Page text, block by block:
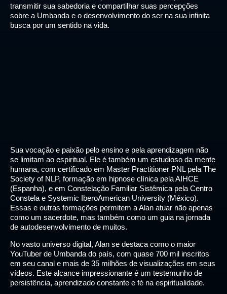
Sua vocação e paixão pelo ensino e pela aprendizagem não
se limitam ao espiritual. Ele é também um estudioso da mente
humana, com certificado em Master Practitioner PNL pela The
Society of NLP, formação em hipnose clínica pela AIHCE
(Espanha), e em Constelação Familiar Sistêmica pela Centro
Constela e Systemic IberoAmerican University (México).
Essas e outras formações permitem a Alan atuar não apenas
como um sacerdote, mas também como um guia na jornada
de autodesenvolvimento de muitos.
No vasto universo digital, Alan se destaca como o maior
YouTuber de Umbanda do país, com quase 700 mil inscritos
em seu canal e mais de 35 milhões de visualizações em seus
vídeos. Este alcance impressionante é um testemunho de
persistência, aprendizado constante e fé na espiritualidade.
transmitir sua sabedoria e compartilhar suas percepções
sobre a Umbanda e o desenvolvimento do ser na sua infinita
busca por um sentido na vida.